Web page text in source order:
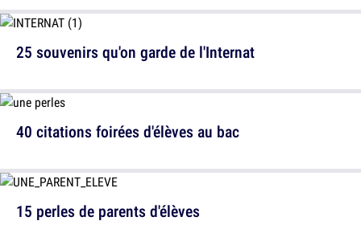
40 citations foirées d'élèves au bac
25 souvenirs qu'on garde de l'Internat
15 perles de parents d'élèves